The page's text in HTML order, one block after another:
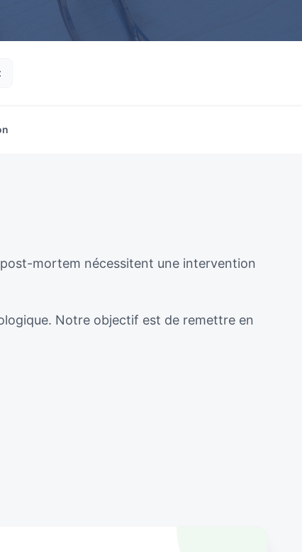
mortem nécessitent une intervention
Notre objectif est de remettre en